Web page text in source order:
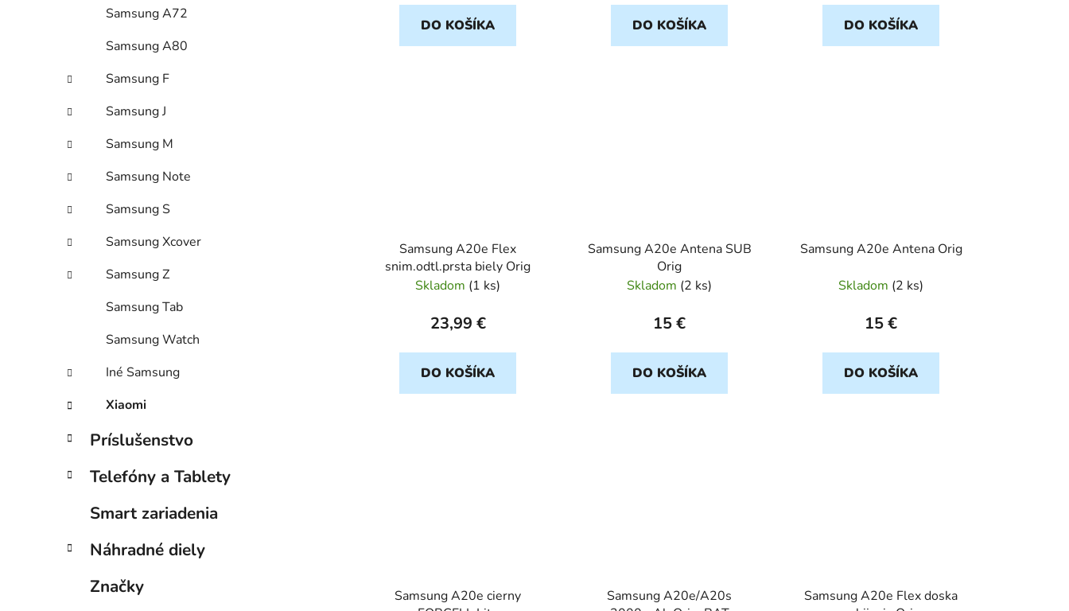
Samsung A72
Samsung A80
Samsung F
Samsung J
Samsung M
Samsung Note
Samsung S
Samsung Xcover
Samsung Z
Samsung Tab
Samsung Watch
Iné Samsung
Xiaomi
Príslušenstvo
Telefóny a Tablety
Smart zariadenia
Náhradné diely
Značky
DO KOŠÍKA DO KOŠÍKA DO KOŠÍKA
Samsung A20e Flex
snim.odtl.prsta biely Orig
Skladom (1 ks)
23,99 €
DO KOŠÍKA
Samsung A20e Antena SUB
Orig
Skladom (2 ks)
15 €
DO KOŠÍKA
Samsung A20e Antena Orig
Skladom (2 ks)
15 €
DO KOŠÍKA
Samsung A20e cierny
Samsung A20e/A20s
Samsung A20e Flex doska